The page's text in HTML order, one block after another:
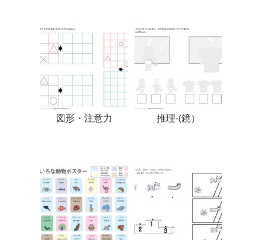
図形・注意力 推理-(鏡）